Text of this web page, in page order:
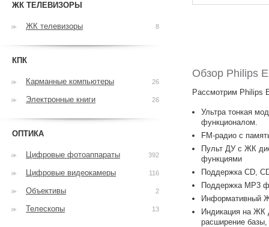
Обзор Philips
Рассмотрим Philips
Ультра тонкая
функционалом.
FM-радио с
Пульт ДУ с ЖК
функциями
Поддержка CD,
Поддержка MP3
Информативный
Индикация на ЖК
расширение базы,
ЖК ТЕЛЕВИЗОРЫ
ЖК телевизоры 8
КПК
Карманные компьютеры 26
Электронные книги 26
ОПТИКА
Цифровые фотоаппараты 392
Цифровые видеокамеры 116
Объективы 2
Телескопы 13